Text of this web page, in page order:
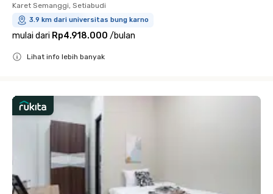
Karet Semanggi, Setiabudi
3.9 km dari universitas bung karno
mulai dari Rp4.918.000 /bulan
Lihat info lebih banyak